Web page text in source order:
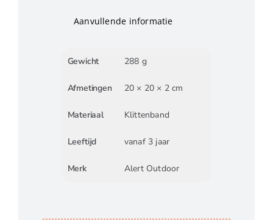
Aanvullende informatie
Gewicht 288 g
Afmetingen 20 × 20 × 2 cm
Materiaal Klittenband
Leeftijd vanaf 3 jaar
Merk Alert Outdoor